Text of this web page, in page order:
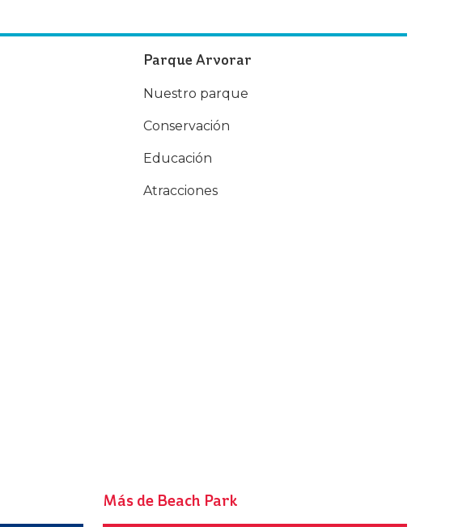
Parque Arvorar
Nuestro parque
Conservación
Educación
Atracciones
Más de Beach Park